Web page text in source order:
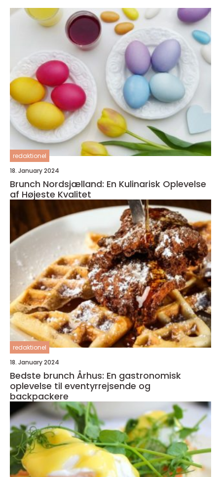
redaktionel
18. January 2024
Brunch Nordsjælland: En Kulinarisk Oplevelse
af Højeste Kvalitet
redaktionel
18. January 2024
Bedste brunch Århus: En gastronomisk
oplevelse til eventyrrejsende og
backpackere